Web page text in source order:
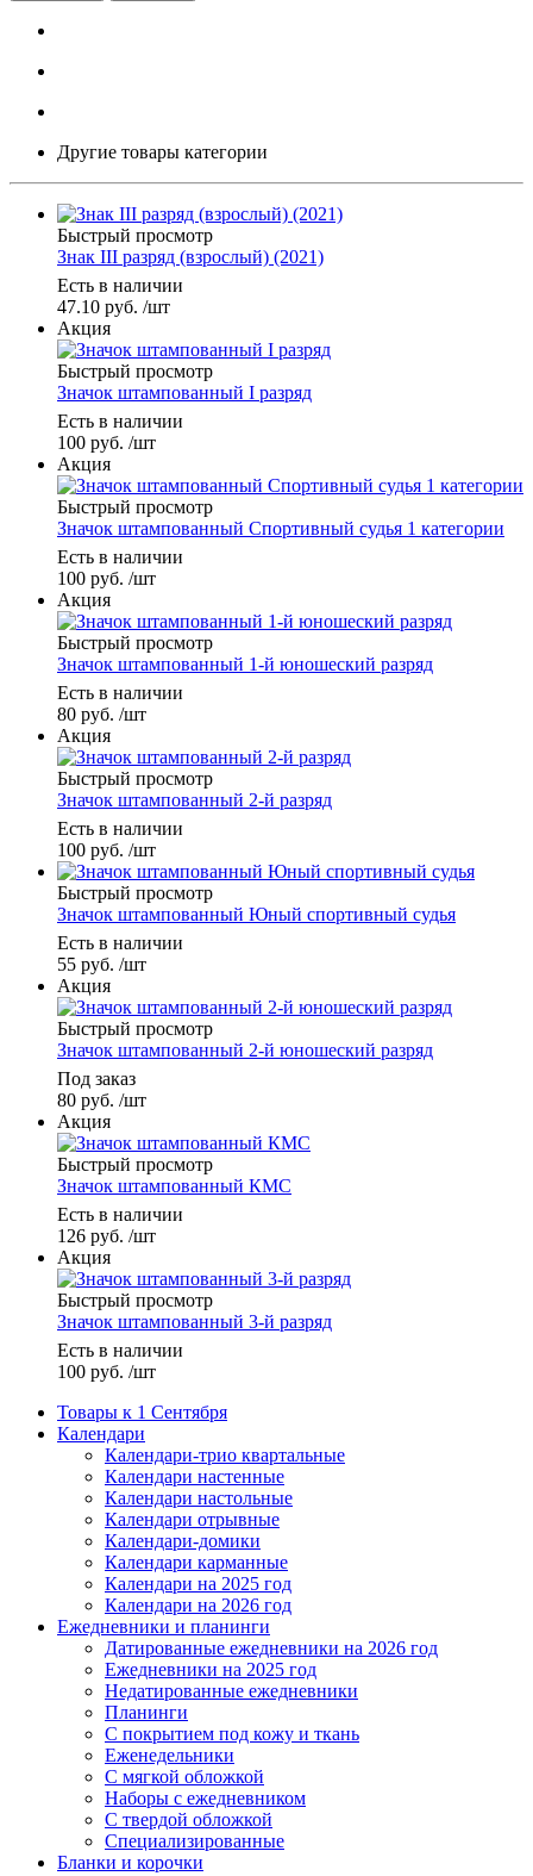
Другие товары категории
Быстрый просмотр
Знак III разряд (взрослый) (2021)
Есть в наличии
47.10 руб. /шт
Акция
Быстрый просмотр
Значок штампованный I разряд
Есть в наличии
100 руб. /шт
Акция
Быстрый просмотр
Значок штампованный Спортивный судья 1 категории
Есть в наличии
100 руб. /шт
Акция
Быстрый просмотр
Значок штампованный 1-й юношеский разряд
Есть в наличии
80 руб. /шт
Акция
Быстрый просмотр
Значок штампованный 2-й разряд
Есть в наличии
100 руб. /шт
Быстрый просмотр
Значок штампованный Юный спортивный судья
Есть в наличии
55 руб. /шт
Акция
Быстрый просмотр
Значок штампованный 2-й юношеский разряд
Под заказ
80 руб. /шт
Акция
Быстрый просмотр
Значок штампованный КМС
Есть в наличии
126 руб. /шт
Акция
Быстрый просмотр
Значок штампованный 3-й разряд
Есть в наличии
100 руб. /шт
Товары к 1 Сентября
Календари
Календари-трио квартальные
Календари настенные
Календари настольные
Календари отрывные
Календари-домики
Календари карманные
Календари на 2025 год
Календари на 2026 год
Ежедневники и планинги
Датированные ежедневники на 2026 год
Ежедневники на 2025 год
Недатированные ежедневники
Планинги
С покрытием под кожу и ткань
Еженедельники
С мягкой обложкой
Наборы с ежедневником
С твердой обложкой
Специализированные
Бланки и корочки